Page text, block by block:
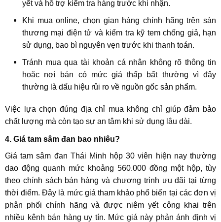
yết và hỗ trợ kiểm tra hàng trước khi nhận.
Khi mua online, chọn gian hàng chính hãng trên sàn
thương mại điện tử và kiểm tra kỹ tem chống giả, hạn
sử dụng, bao bì nguyên vẹn trước khi thanh toán.
Tránh mua qua tài khoản cá nhân không rõ thông tin
hoặc nơi bán có mức giá thấp bất thường vì đây
thường là dấu hiệu rủi ro về nguồn gốc sản phẩm.
Việc lựa chọn đúng địa chỉ mua không chỉ giúp đảm bảo
chất lượng mà còn tạo sự an tâm khi sử dụng lâu dài.
4. Giá tam sâm đan bao nhiêu?
Giá tam sâm đan Thái Minh hộp 30 viên hiện nay thường
dao động quanh mức khoảng 560.000 đồng một hộp, tùy
theo chính sách bán hàng và chương trình ưu đãi tại từng
thời điểm. Đây là mức giá tham khảo phổ biến tại các đơn vị
phân phối chính hãng và được niêm yết công khai trên
nhiều kênh bán hàng uy tín. Mức giá này phản ánh định vị